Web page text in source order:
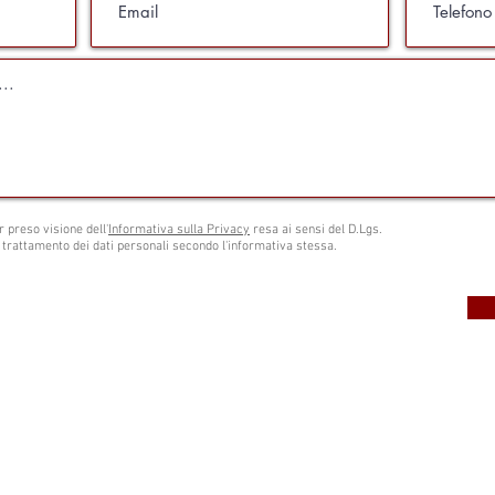
preso visione dell'Informativa sulla Privacy resa ai sensi del D.Lgs.
dei dati personali secondo l'informativa stessa.